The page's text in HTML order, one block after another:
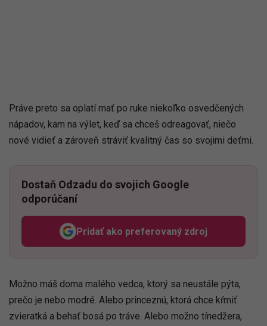
Práve preto sa oplatí mať po ruke niekoľko osvedčených
nápadov, kam na výlet, keď sa chceš odreagovať, niečo
nové vidieť a zároveň stráviť kvalitný čas so svojimi deťmi.
Dostaň Odzadu do svojich Google
odporúčaní
Pridať ako preferovaný zdroj
Odzadu, odkaz sa otvorí v
Možno máš doma malého vedca, ktorý sa neustále pýta,
prečo je nebo modré. Alebo princeznú, ktorá chce kŕmiť
zvieratká a behať bosá po tráve. Alebo možno tínedžera,